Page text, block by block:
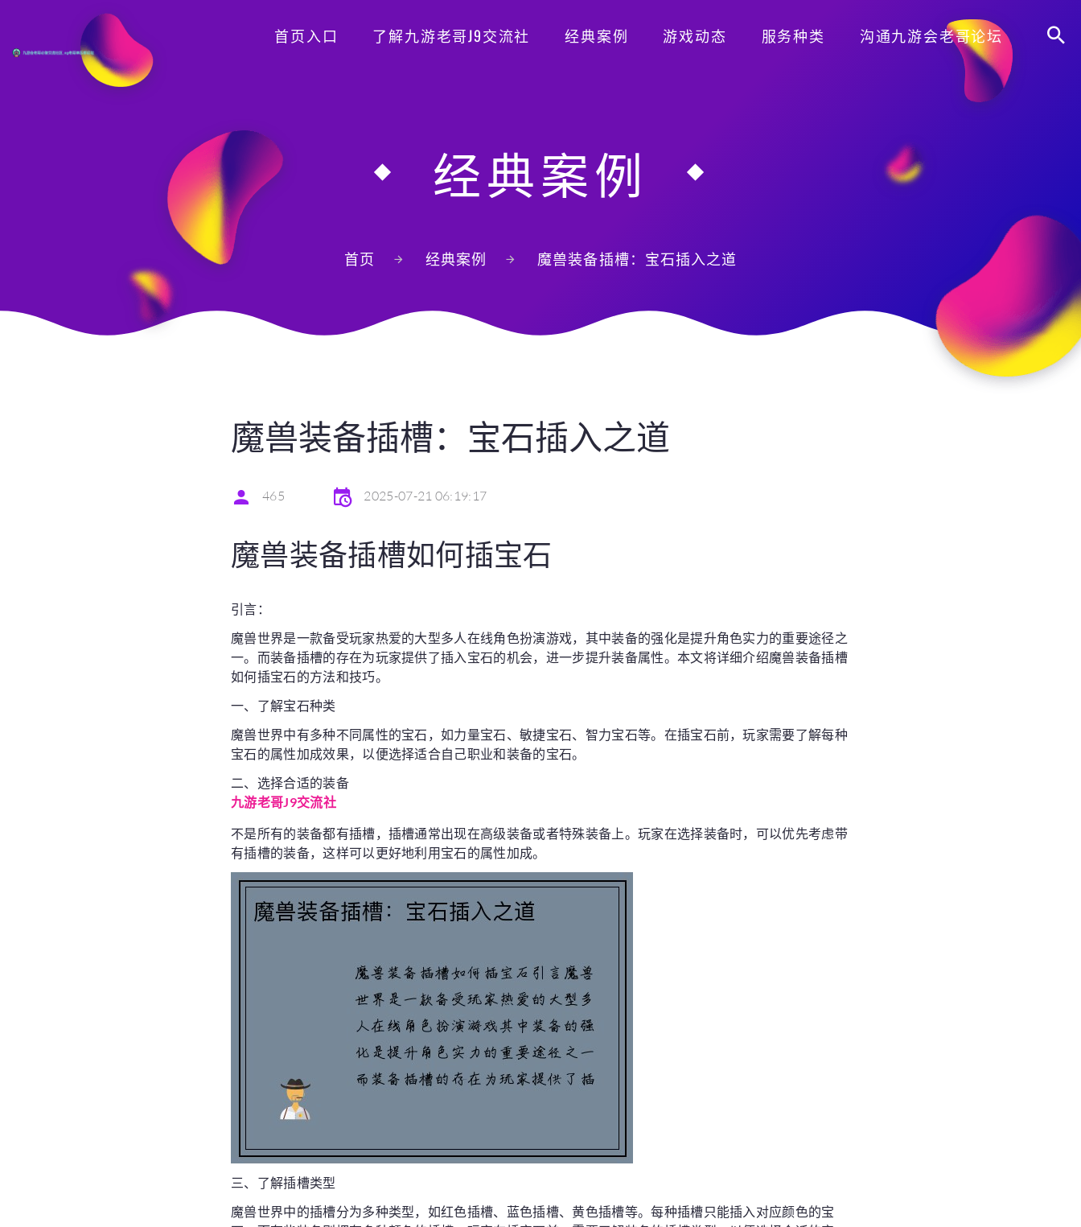
首页入口 了解九游老哥J9交流社 经典案例 游戏动态 服务种类 沟通九游会老哥论坛
经典案例
首页 经典案例 魔兽装备插槽：宝石插入之道
魔兽装备插槽：宝石插入之道
465 2025-07-21 06:19:17
魔兽装备插槽如何插宝石
引言：
魔兽世界是一款备受玩家热爱的大型多人在线角色扮演游戏，其中装备的强化是提升角色实力的重要途径之
一。而装备插槽的存在为玩家提供了插入宝石的机会，进一步提升装备属性。本文将详细介绍魔兽装备插槽
如何插宝石的方法和技巧。
一、了解宝石种类
魔兽世界中有多种不同属性的宝石，如力量宝石、敏捷宝石、智力宝石等。在插宝石前，玩家需要了解每种
宝石的属性加成效果，以便选择适合自己职业和装备的宝石。
二、选择合适的装备
九游老哥J9交流社
不是所有的装备都有插槽，插槽通常出现在高级装备或者特殊装备上。玩家在选择装备时，可以优先考虑带
有插槽的装备，这样可以更好地利用宝石的属性加成。
三、了解插槽类型
魔兽世界中的插槽分为多种类型，如红色插槽、蓝色插槽、黄色插槽等。每种插槽只能插入对应颜色的宝